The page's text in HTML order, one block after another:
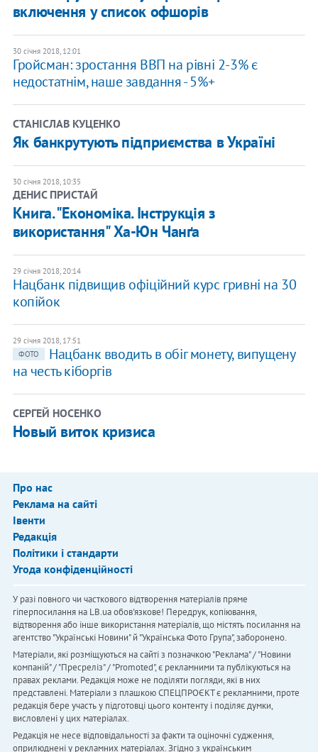
включення у список офшорів
30 січня 2018, 12:01
Гройсман: зростання ВВП на рівні 2-3% є
недостатнім, наше завдання - 5%+
СТАНІСЛАВ КУЦЕНКО
Як банкрутують підприємства в Україні
30 січня 2018, 10:35
ДЕНИС ПРИСТАЙ
Книга. "Економіка. Інструкція з
використання" Ха-Юн Чанґа
29 січня 2018, 20:14
Нацбанк підвищив офіційний курс гривні на 30
копійок
29 січня 2018, 17:51
ФОТО
Нацбанк вводить в обіг монету, випущену
на честь кіборгів
СЕРГЕЙ НОСЕНКО
Новый виток кризиса
Про нас
Реклама на сайті
Івенти
Редакція
Політики і стандарти
Угода конфіденційності
У разі повного чи часткового відтворення матеріалів пряме
гіперпосилання на LB.ua обов'язкове! Передрук, копіювання,
відтворення або інше використання матеріалів, що містять посилання на
агентство "Українськi Новини" й "Українська Фото Група", заборонено.
Матеріали, які розміщуються на сайті з позначкою "Реклама" / "Новини
компаній" / "Пресреліз" / "Promoted", є рекламними та публікуються на
правах реклами. Редакція може не поділяти погляди, які в них
представлені. Матеріали з плашкою СПЕЦПРОЄКТ є рекламними, проте
редакція бере участь у підготовці цього контенту і поділяє думки,
висловлені у цих матеріалах.
Редакція не несе відповідальності за факти та оціночні судження,
оприлюднені у рекламних матеріалах. Згідно з українським